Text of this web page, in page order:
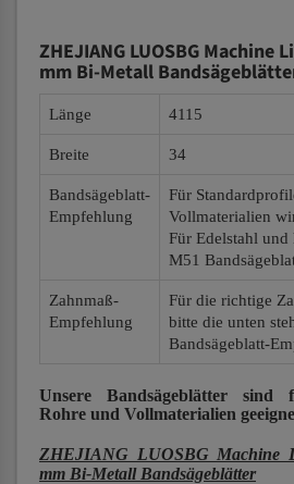
ZHEJIANG LUOSBG Machine
mm Bi-Metall
Länge 4115
Breite 34
Bandsägeblatt-
Empfehlung
Für
Vollmaterialien
Für Edelstahl und
M51
Zahnmaß-
Empfehlung
Für die richtige
bitte die unten
Bandsägeblatt-
Unsere Bandsägeblätter sind
Rohre und Vollmaterialien
ZHEJIANG LUOSBG Machine
mm Bi-Metall Bandsägeblätter